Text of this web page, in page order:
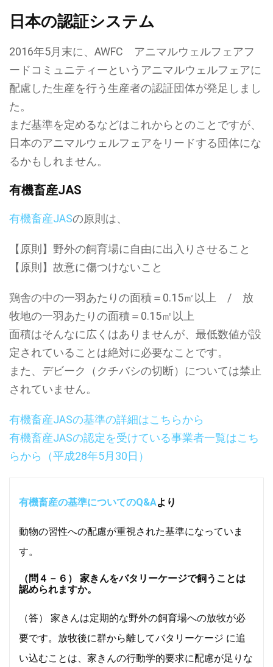
日本の認証システム
2016年5月末に、AWFC アニマルウェルフェアフ
ードコミュニティーというアニマルウェルフェアに
配慮した生産を行う生産者の認証団体が発足しまし
た。
まだ基準を定めるなどはこれからとのことですが、
日本のアニマルウェルフェアをリードする団体にな
るかもしれません。
有機畜産JAS
有機畜産JASの原則は、
【原則】野外の飼育場に自由に出入りさせること
【原則】故意に傷つけないこと
鶏舎の中の一羽あたりの面積＝0.15㎡以上 / 放
牧地の一羽あたりの面積＝0.15㎡以上
面積はそんなに広くはありませんが、最低数値が設
定されていることは絶対に必要なことです。
また、デビーク（クチバシの切断）については禁止
されていません。
有機畜産JASの基準の詳細はこちらから
有機畜産JASの認定を受けている事業者一覧はこち
らから（平成28年5月30日）
有機畜産の基準についてのQ&Aより
動物の習性への配慮が重視された基準になっていま
す。
（問４－６） 家きんをバタリーケージで飼うことは
認められますか。
（答） 家きんは定期的な野外の飼育場への放牧が必
要です。放牧後に群から離してバタリーケージ に追
い込むことは、家きんの行動学的要求に配慮が足りな